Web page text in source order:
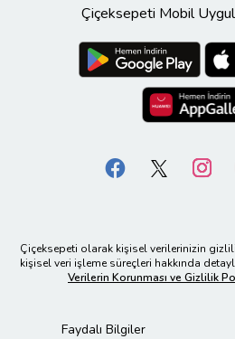
Çiçeksepeti Mobil
Çiçeksepeti olarak kişisel verilerinizin
kişisel veri işleme süreçleri hakkında
Verilerin Korunması ve Gizlilik
Faydalı Bilgiler